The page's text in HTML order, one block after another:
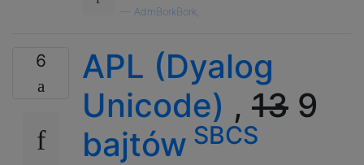
AdmBorkBork,
6
APL (Dyalog
Unicode) , 13 9
bajtów SBCS